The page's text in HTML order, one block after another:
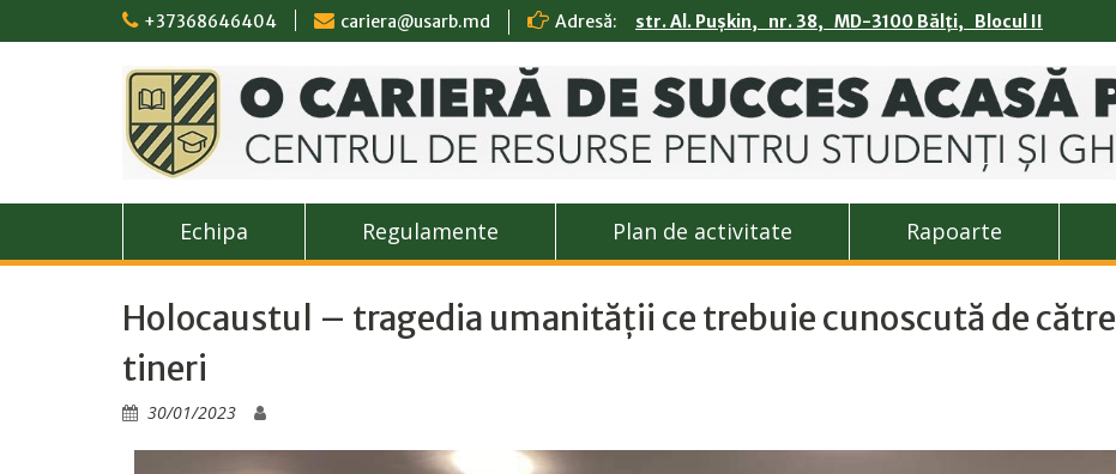
to
+37368646404 cariera@usarb.md Adresă: str. Al. Pușkin, nr. 38, MD-3100 Bălți, Blocul II
Echipa Regulamente Plan de activitate Rapoarte
Holocaustul – tragedia umanității ce trebuie cunoscută de către
tineri
30/01/2023